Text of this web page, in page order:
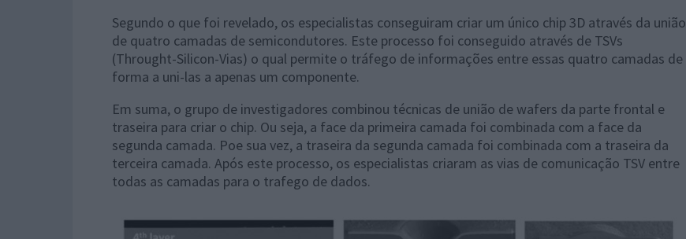
Segundo o que foi revelado, os especialistas conseguiram criar um único chip 3D através da união
de quatro camadas de semicondutores. Este processo foi conseguido através de TSVs
(Throught-Silicon-Vias) o qual permite o tráfego de informações entre essas quatro camadas de
forma a uni-las a apenas um componente.
Em suma, o grupo de investigadores combinou técnicas de união de wafers da parte frontal e
traseira para criar o chip. Ou seja, a face da primeira camada foi combinada com a face da
segunda camada. Poe sua vez, a traseira da segunda camada foi combinada com a traseira da
terceira camada. Após este processo, os especialistas criaram as vias de comunicação TSV entre
todas as camadas para o trafego de dados.